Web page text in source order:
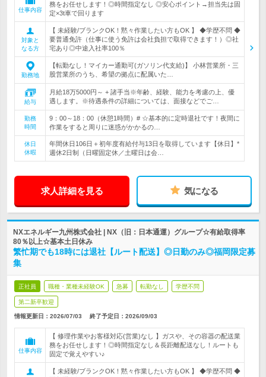
仕事内容
務をお任せします！◎時間指定なし ◎安心ポイント→担当先は固
定×3t車で回ります
対象と
なる方
【 未経験/ブランクOK！黙々作業したい方もOK 】 ◆学歴不問 ◆
要普通免許（仕事に使う免許は会社負担で取得できます！）◎社
宅あり◎中途入社率100％
勤務地
【転勤なし！マイカー通勤可(ガソリン代支給)】 小林営業所・三
股営業所のうち、希望の拠点に配属いた…
給与
月給18万5000円～ + 諸手当※年齢、経験、能力を考慮の上、優
遇します。※待遇条件の詳細については、面接などでご…
勤務
時間
9：00～18：00（休憩1時間）# ☆基本的に定時退社です！夜間に
作業をすると周りに迷惑がかかるの…
休日
休暇
年間休日106日＋初年度有給付与13日を取得しています【休日】*
週休2日制（日曜固定休／土曜日は会…
求人詳細を見る 気になる
NXエネルギー九州株式会社 | NX（旧：日本通運）グループ☆有給取得率
80％以上☆基本土日休み
繁忙期でも18時には退社【ルート配送】◎日勤のみ◎福岡限定募
集
正社員 職種・業種未経験OK 急募 転勤なし 学歴不問
第二新卒歓迎
情報更新日：2026/07/03 終了予定日： 2026/09/03
仕事内容
【 修理作業やお客様対応(営業)なし 】ガスや、その容器の配送業
務をお任せします！◎時間指定なし＆長距離配送なし！ルートも
固定で覚えやすい♪
【 未経験/ブランクOK！黙々作業したい方もOK 】 ◆学歴不問 ◆